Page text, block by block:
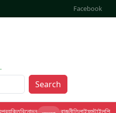
Facebook
Search